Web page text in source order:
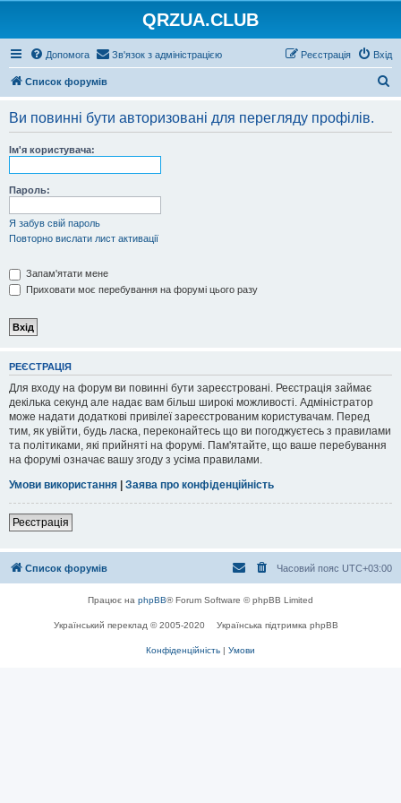
QRZUA.CLUB
Допомога Зв'язок з адміністрацією Вхід
Реєстрація
Список форумів
Ви повинні бути авторизовані для перегляду профілів.
Ім'я користувача:
Пароль:
Я забув свій пароль
Повторно вислати лист активації
Запам'ятати мене
Приховати моє перебування на форумі цього разу
РЕЄСТРАЦІЯ
Для входу на форум ви повинні бути зареєстровані. Реєстрація займає
декілька секунд але надає вам більш широкі можливості. Адміністратор
може надати додаткові привілеї зареєстрованим користувачам. Перед
тим, як увійти, будь ласка, переконайтесь що ви погоджуєтесь з правилами
та політиками, які прийняті на форумі. Пам'ятайте, що ваше перебування
на форумі означає вашу згоду з усіма правилами.
Умови використання | Заява про конфіденційність
Реєстрація
Список форумів Часовий пояс UTC+03:00
Працює на phpBB® Forum Software © phpBB Limited
Український переклад © 2005-2020 Українська підтримка phpBB
Конфіденційність | Умови